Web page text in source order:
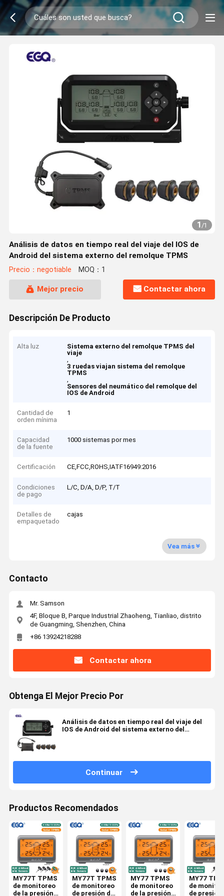
1/1
Análisis de datos en tiempo real del viaje del IOS de
Android del sistema externo del remolque TPMS
Precio：negotiable MOQ：1
Mejor precio Contactar ahora
Descripción De Producto
Alta luz
Sistema externo del remolque TPMS del
viaje
,
3 ruedas viajan sistema del remolque
TPMS
,
Sensores del neumático del remolque del
IOS de Android
Cantidad de
orden mínima
1
Capacidad
de la fuente
1000 sistemas por mes
Certificación CE,FCC,ROHS,IATF16949:2016
Condiciones
de pago
L/C, D/A, D/P, T/T
Detalles de
empaquetado
cajas
Vea más
Contacto
Mr. Samson
4F, Bloque B, Parque Industrial Zhaoheng, Tianliao, distrito
de Guangming, Shenzhen, China
+86 13924218288
Contactar ahora
Obtenga El Mejor Precio Por
Análisis de datos en tiempo real del viaje del
IOS de Android del sistema externo del
Continuar
Productos Recomendados
MY77T TPMS
de monitoreo
de la presión
MY77T TPMS
de monitoreo
de presión de
MY77 TPMS
de monitoreo
de la presión
MY77
de
de presión